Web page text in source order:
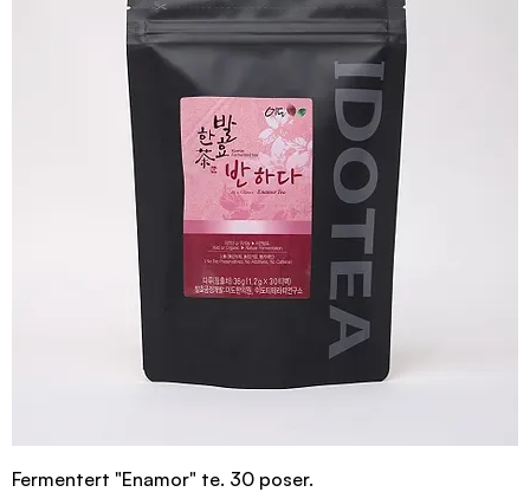
Fermentert "Enamor" te. 30 poser.